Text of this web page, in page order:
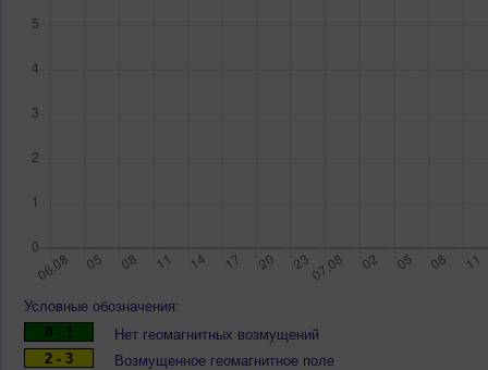
Условные обозначения:
0 - 1
Нет геомагнитных возмущений
2 - 3
Возмущенное геомагнитное поле